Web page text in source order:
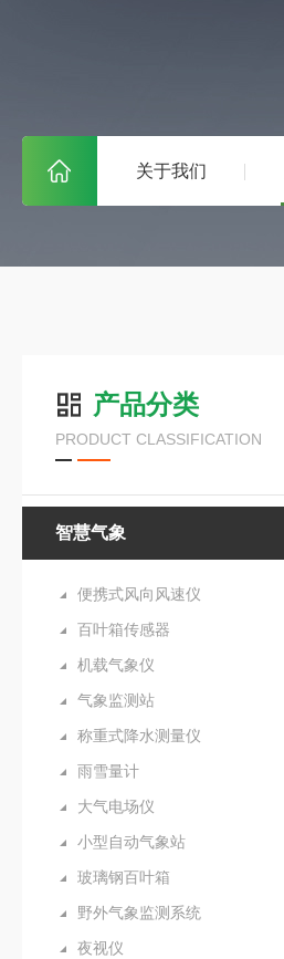
关于我们
产品分类
PRODUCT CLASSIFICATION
智慧气象
便携式风向风速仪
百叶箱传感器
机载气象仪
气象监测站
称重式降水测量仪
雨雪量计
大气电场仪
小型自动气象站
玻璃钢百叶箱
野外气象监测系统
夜视仪